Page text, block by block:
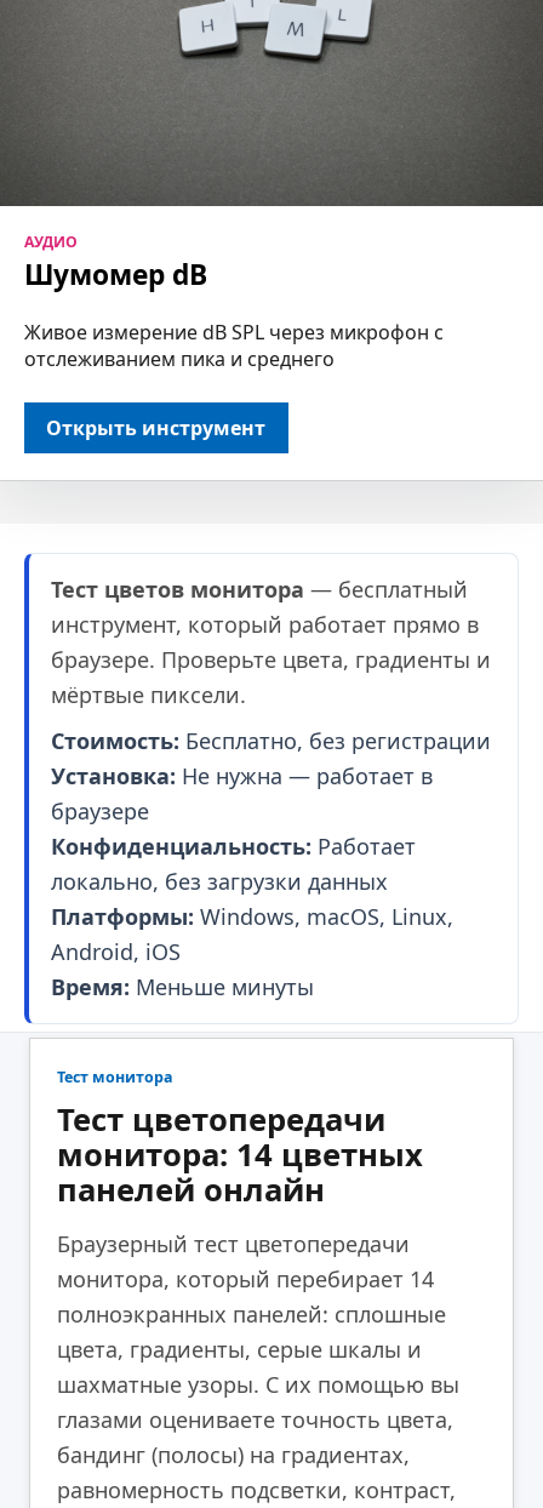
АУДИО
Шумомер dB
Живое измерение dB SPL через микрофон с
отслеживанием пика и среднего
Открыть инструмент
Тест цветов монитора — бесплатный
инструмент, который работает прямо в
браузере. Проверьте цвета, градиенты и
мёртвые пиксели.
Стоимость: Бесплатно, без регистрации
Установка: Не нужна — работает в
браузере
Конфиденциальность: Работает
локально, без загрузки данных
Платформы: Windows, macOS, Linux,
Android, iOS
Время: Меньше минуты
Тест монитора
Тест цветопередачи
монитора: 14 цветных
панелей онлайн
Браузерный тест цветопередачи
монитора, который перебирает 14
полноэкранных панелей: сплошные
цвета, градиенты, серые шкалы и
шахматные узоры. С их помощью вы
глазами оцениваете точность цвета,
бандинг (полосы) на градиентах,
равномерность подсветки, контраст,